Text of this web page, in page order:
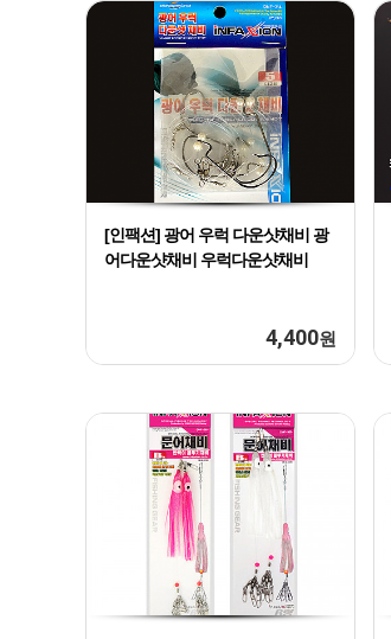
[인팩션] 광어 우럭 다운샷채비 광
어다운샷채비 우럭다운샷채비
4,400원